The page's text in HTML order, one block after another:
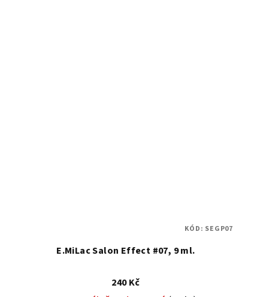
E.MiLac Salon Effect #07, 9 ml.
240 Kč
KÓD: SEGP07